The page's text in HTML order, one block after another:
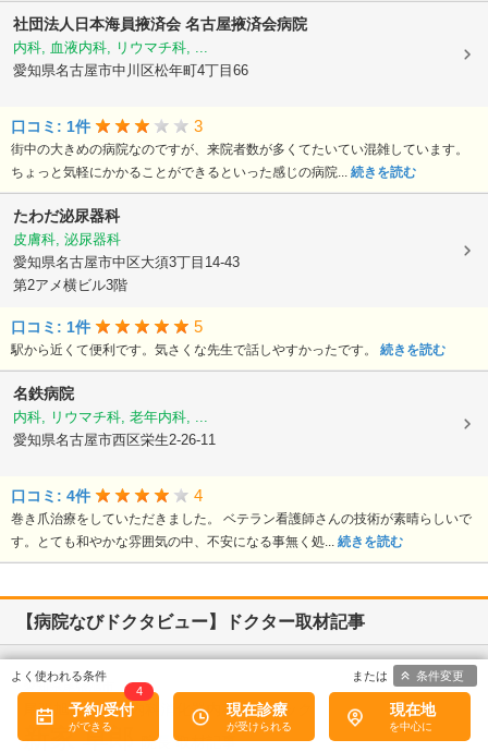
社団法人日本海員掖済会 名古屋掖済会病院
内科, 血液内科, リウマチ科, ...
愛知県名古屋市中川区松年町4丁目66
口コミ: 1件 3
街中の大きめの病院なのですが、来院者数が多くてたいてい混雑しています。
ちょっと気軽にかかることができるといった感じの病院... 続きを読む
たわだ泌尿器科
皮膚科, 泌尿器科
愛知県名古屋市中区大須3丁目14-43
第2アメ横ビル3階
口コミ: 1件 5
駅から近くて便利です。気さくな先生で話しやすかったです。 続きを読む
名鉄病院
内科, リウマチ科, 老年内科, ...
愛知県名古屋市西区栄生2-26-11
口コミ: 4件 4
巻き爪治療をしていただきました。 ベテラン看護師さんの技術が素晴らしいで
す。とても和やかな雰囲気の中、不安になる事無く処... 続きを読む
【病院なびドクタビュー】ドクター取材記事
愛知県尾張旭市
尾張旭にいのみ内科消化器内科クリニック
新家 卓郎院長取材記事
予約/受付
4
現在診療 現在地
条件変更